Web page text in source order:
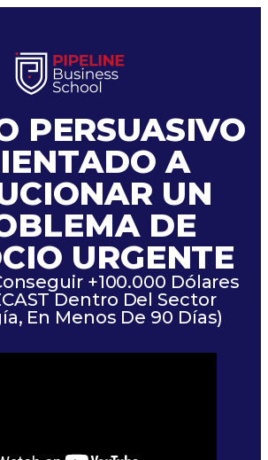
PERSUASIVO
A
UN
DE
URGENTE
+100.000 Dólares
Dentro Del Sector
En Menos De 90 Días)